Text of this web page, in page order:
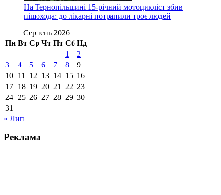
На Тернопільщині 15-річний мотоцикліст збив
пішохода: до лікарні потрапили троє людей
Серпень 2026
Пн Вт Ср Чт Пт Сб Нд
1
2
3
4 5 6 7 8
9
10 11 12 13 14 15 16
17 18 19 20 21 22 23
24 25 26 27 28 29 30
31
« Лип
Реклама